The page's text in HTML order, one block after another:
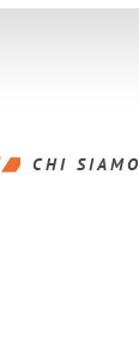
CHI SIAMO